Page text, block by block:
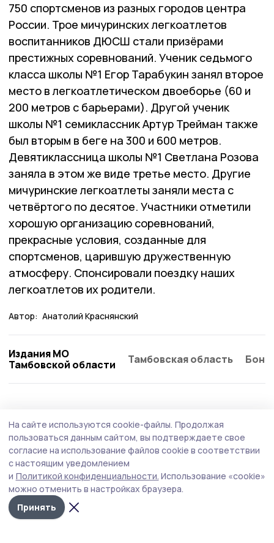
750 спортсменов из разных городов центра
России. Трое мичуринских легкоатлетов
воспитанников ДЮСШ стали призёрами
престижных соревнований. Ученик седьмого
класса школы №1 Егор Тарабукин занял второе
место в легкоатлетическом двоеборье (60 и
200 метров с барьерами). Другой ученик
школы №1 семиклассник Артур Трейман также
был вторым в беге на 300 и 600 метров.
Девятиклассница школы №1 Светлана Розова
заняла в этом же виде третье место. Другие
мичуринские легкоатлеты заняли места с
четвёртого по десятое. Участники отметили
хорошую организацию соревнований,
прекрасные условия, созданные для
спортсменов, царившую дружественную
атмосферу. Спонсировали поездку наших
легкоатлетов их родители.
Автор: Анатолий Краснянский
Издания МО
Тамбовской области
Тамбовская область
На сайте используются cookie-файлы. Продолжая
пользоваться данным сайтом, вы подтверждаете свое
согласие на использование файлов cookie в соответствии
с настоящим уведомлением
и Политикой конфиденциальности. Использование «cookie»
можно отменить в настройках браузера.
Принять